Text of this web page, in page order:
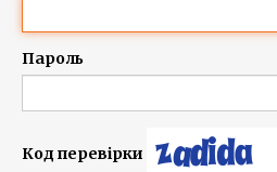
Пароль
Код перевірки